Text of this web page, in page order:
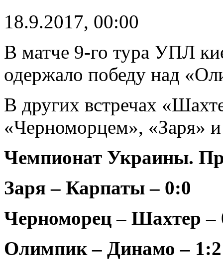
18.9.2017, 00:00
В матче 9-го тура УПЛ
одержало победу над
В других встречах
«Черноморцем», «Заря»
Чемпионат Украины.
Заря – Карпаты – 0:0
Черноморец – Шахтер –
Олимпик – Динамо –